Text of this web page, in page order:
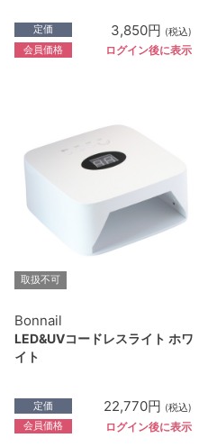
定価 3,850円 (税込)
会員価格 ログイン後に表示
取扱不可
Bonnail
LED&UVコードレスライト ホワ
イト
定価 22,770円 (税込)
会員価格 ログイン後に表示